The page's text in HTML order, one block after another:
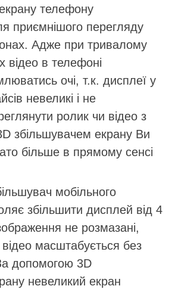
телефону
приємнішого перегляду
Адже при тривалому
відео в телефоні
очі, т.к. дисплеї у
невеликі і не
ролик чи відео з
збільшувачем екрану Ви
більше в прямому сенсі
мобільного
збільшити дисплей від 4
не розмазані,
відео масштабується без
допомогою 3D
невеликий екран